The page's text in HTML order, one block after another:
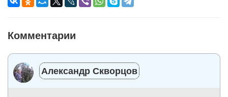
Комментарии
Александр Скворцов